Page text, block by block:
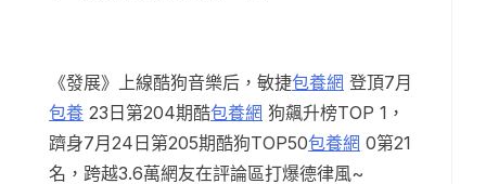
《發展》上線酷狗音樂后，敏捷包養網 登頂7月
包養 23日第204期酷包養網 狗飆升榜TOP 1，
躋身7月24日第205期酷狗TOP50包養網 0第21
名，跨越3.6萬網友在評論區打爆德律風~